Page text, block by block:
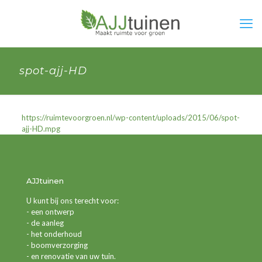
spot-ajj-HD
https://ruimtevoorgroen.nl/wp-content/uploads/2015/06/spot-
ajj-HD.mpg
AJJtuinen
U kunt bij ons terecht voor:
- een ontwerp
- de aanleg
- het onderhoud
- boomverzorging
- en renovatie van uw tuin.